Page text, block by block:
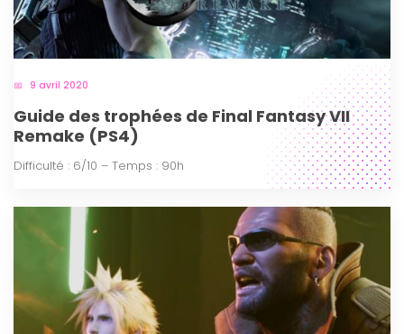
9 avril 2020
Guide des trophées de Final Fantasy VII
Remake (PS4)
Difficulté : 6/10 – Temps : 90h